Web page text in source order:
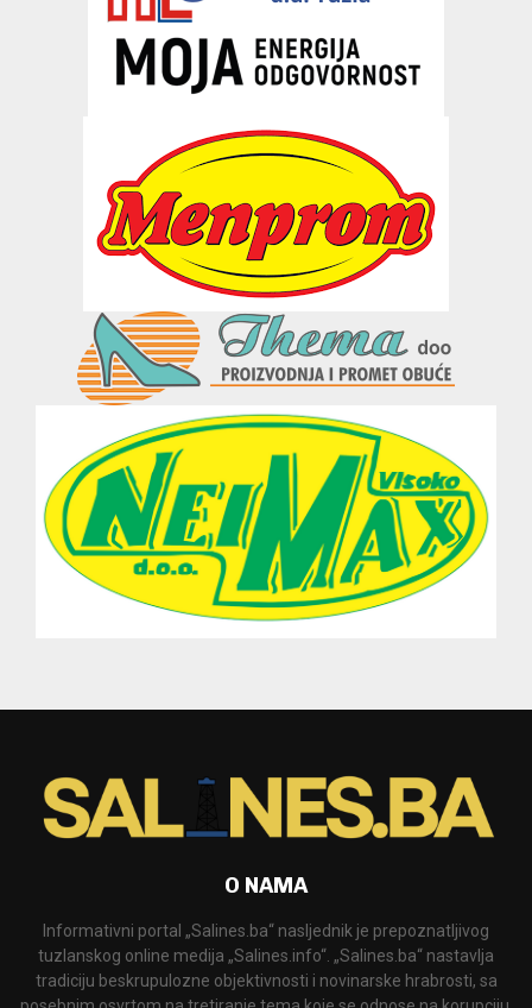
O NAMA
Informativni portal „Salines.ba“ nasljednik je prepoznatljivog
tuzlanskog online medija „Salines.info“. „Salines.ba“ nastavlja
tradiciju beskrupulozne objektivnosti i novinarske hrabrosti, sa